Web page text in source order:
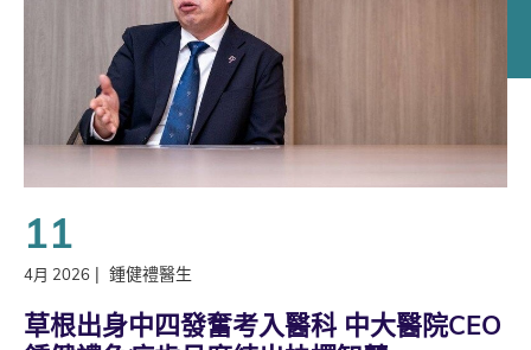
11
4月 2026 | 鍾健禮醫生
草根出身中四發奮考入醫科 中大醫院CEO